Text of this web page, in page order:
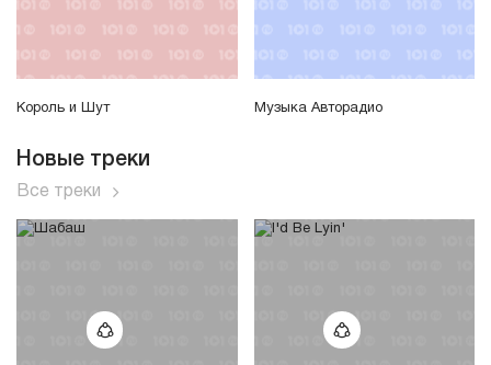
Король и Шут Музыка Авторадио
Новые треки
Все треки